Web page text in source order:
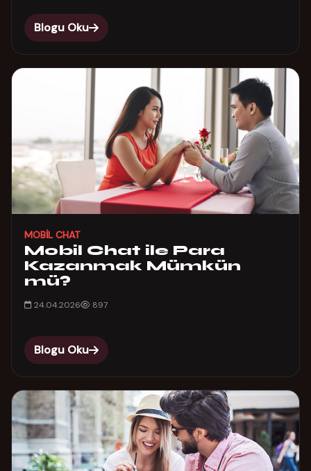
Blogu Oku
MOBIL CHAT
Mobil Chat ile Para
Kazanmak Mümkün
mü?
24.04.2026 897
Blogu Oku